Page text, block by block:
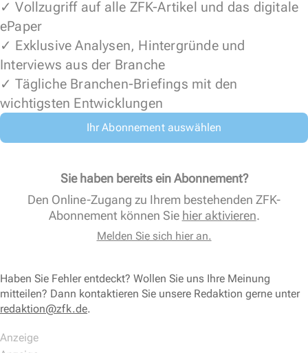
✓ Vollzugriff auf alle ZFK-Artikel und das digitale
ePaper
✓ Exklusive Analysen, Hintergründe und
Interviews aus der Branche
✓ Tägliche Branchen-Briefings mit den
wichtigsten Entwicklungen
Ihr Abonnement auswählen
Sie haben bereits ein Abonnement?
Den Online-Zugang zu Ihrem bestehenden ZFK-
Abonnement können Sie hier aktivieren.
Melden Sie sich hier an.
Haben Sie Fehler entdeckt? Wollen Sie uns Ihre Meinung
mitteilen? Dann kontaktieren Sie unsere Redaktion gerne unter
redaktion@zfk.de.